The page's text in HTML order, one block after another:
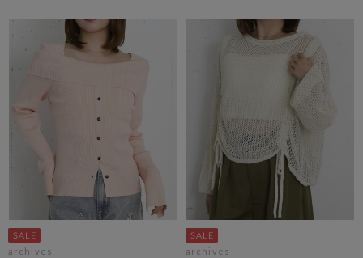
archives archives